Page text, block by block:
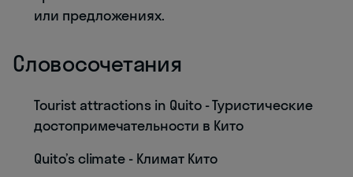
или предложениях.
Словосочетания
Tourist attractions in Quito - Туристические
достопримечательности в Кито
Quito’s climate - Климат Кито